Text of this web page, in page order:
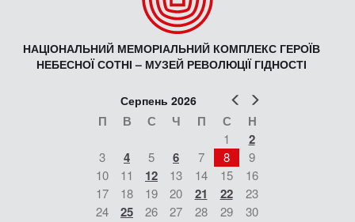
НАЦІОНАЛЬНИЙ МЕМОРІАЛЬНИЙ КОМПЛЕКС ГЕРОЇВ
НЕБЕСНОЇ СОТНІ – МУЗЕЙ РЕВОЛЮЦІЇ ГІДНОСТІ
Попер
Серпень 2026
П В С Ч П С Н
1 2
3 4 5 6 7 8
9
10
11 12 13 14 15
16
17
18 19 20 21 22
23
24
25 26 27 28 29
30